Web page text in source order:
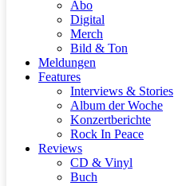
Abo
Digital
Merch
Bild & Ton
Meldungen
Features
Interviews & Stories
Album der Woche
Konzertberichte
Rock In Peace
Reviews
CD & Vinyl
Buch